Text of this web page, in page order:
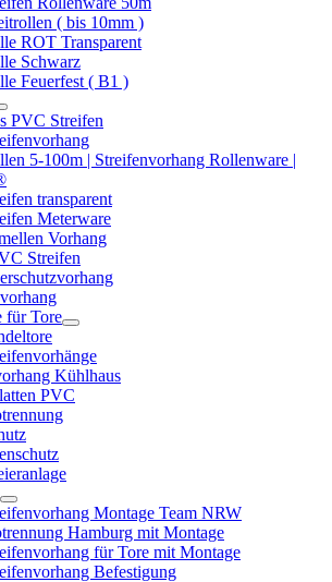
( bis 10mm )
ROT Transparent
Schwarz
Feuerfest ( B1 )
PVC Streifen
5-100m | Streifenvorhang Rollenware |
transparent
Meterware
Vorhang
Streifen
für Tore
Kühlhaus
PVC
Montage Team NRW
Hamburg mit Montage
für Tore mit Montage
Befestigung